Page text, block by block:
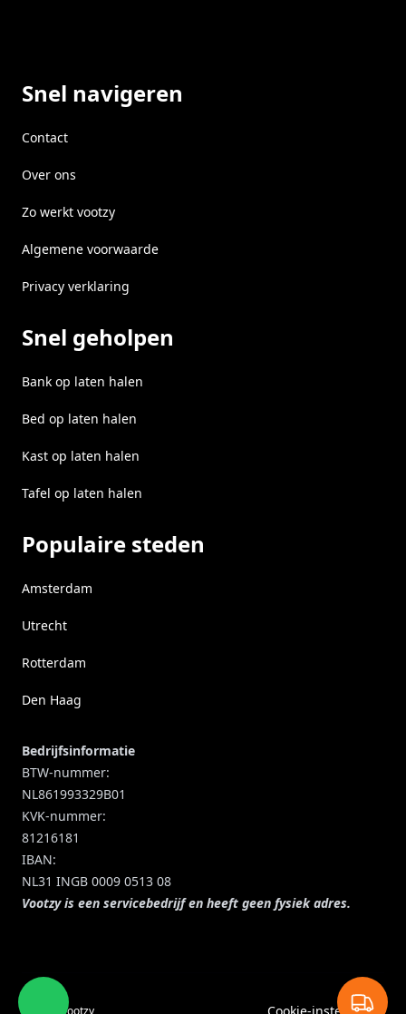
Snel navigeren
Contact
Over ons
Zo werkt vootzy
Algemene voorwaarde
Privacy verklaring
Snel geholpen
Bank op laten halen
Bed op laten halen
Kast op laten halen
Tafel op laten halen
Populaire steden
Amsterdam
Utrecht
Rotterdam
Den Haag
Bedrijfsinformatie
BTW-nummer:
NL861993329B01
KVK-nummer:
81216181
IBAN:
NL31 INGB 0009 0513 08
Vootzy is een servicebedrijf en heeft geen fysiek adres.
© 2026 vootzy